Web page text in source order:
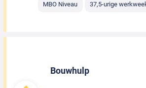
MBO Niveau 37,5-urige
Bouwhulp